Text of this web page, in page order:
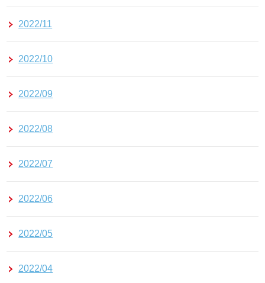
2022/11
2022/10
2022/09
2022/08
2022/07
2022/06
2022/05
2022/04